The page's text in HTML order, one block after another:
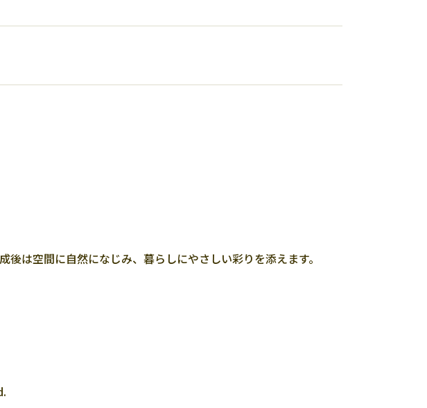
は空間に自然になじみ、暮らしにやさしい彩りを添えます。